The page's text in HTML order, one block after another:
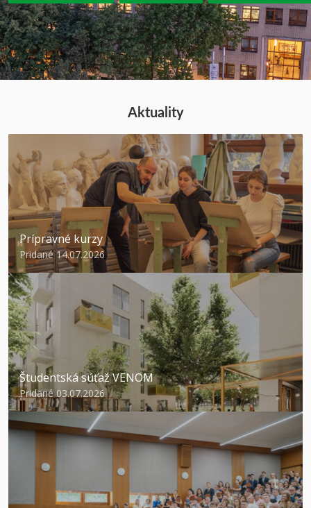
Aktuality
Prípravné kurzy
Pridané 14.07.2026
Študentská súťaž VENOM
Pridané 03.07.2026